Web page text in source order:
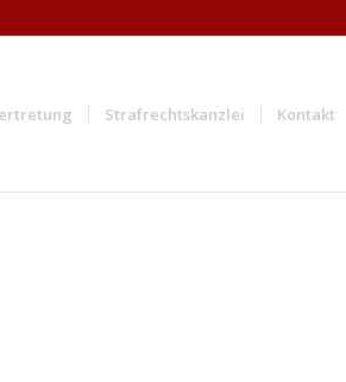
Strafrechtskanzlei Kontakt